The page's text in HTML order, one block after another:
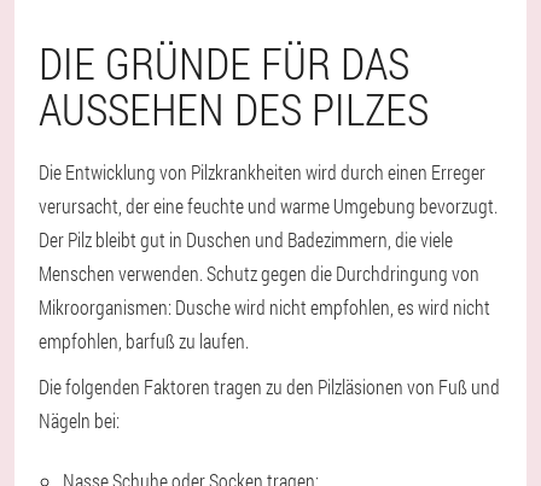
DIE GRÜNDE FÜR DAS
AUSSEHEN DES PILZES
Die Entwicklung von Pilzkrankheiten wird durch einen Erreger
verursacht, der eine feuchte und warme Umgebung bevorzugt.
Der Pilz bleibt gut in Duschen und Badezimmern, die viele
Menschen verwenden. Schutz gegen die Durchdringung von
Mikroorganismen: Dusche wird nicht empfohlen, es wird nicht
empfohlen, barfuß zu laufen.
Die folgenden Faktoren tragen zu den Pilzläsionen von Fuß und
Nägeln bei:
Nasse Schuhe oder Socken tragen;